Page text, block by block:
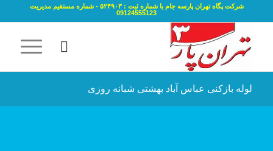
شرکت پگاه تهران پارسه جام با شماره ثبت : ۵۲۴۹۰۳ - شماره مستقیم مدیریت
09124555123
لوله بازکنی عباس آباد بهشتی شبانه روزی